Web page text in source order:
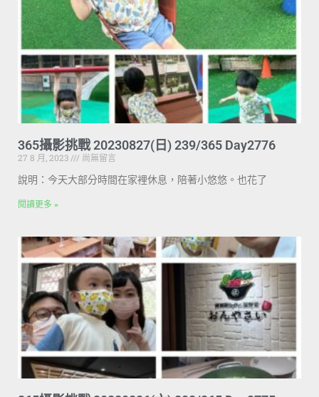
365攝影挑戰 20230827(日) 239/365 Day2776
27 8 月, 2023
尚無留言
說明：今天大部分時間在家裡休息，陪著小悠悠。也花了
閱讀更多 »